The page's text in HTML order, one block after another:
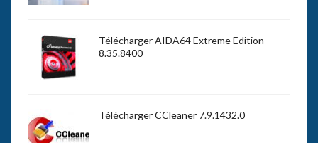
Télécharger AIDA64 Extreme Edition
8.35.8400
Télécharger CCleaner 7.9.1432.0